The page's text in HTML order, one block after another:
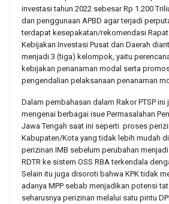
investasi tahun 2022 sebesar Rp 1.200
dan penggunaan APBD agar terjadi
terdapat kesepakatan/rekomendasi
Kebijakan Investasi Pusat dan Daerah
menjadi 3 (tiga) kelompok, yaitu
kebijakan penanaman modal serta
pengendalian pelaksanaan penanaman
Dalam pembahasan dalam Rakor PTSP
mengenai berbagai isue Permasalahan
Jawa Tengah saat ini seperti proses
Kabupaten/Kota yang tidak lebih mudah
perizinan IMB sebelum perubahan menjadi
RDTR ke sistem OSS RBA terkendala
Selain itu juga disoroti bahwa KPK tidak
adanya MPP sebab menjadikan potensi
seharusnya perizinan melalui satu pintu